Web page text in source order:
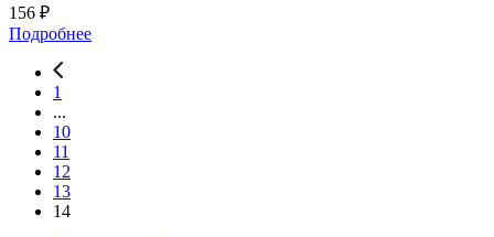
156 ₽
Подробнее
1
...
10
11
12
13
14